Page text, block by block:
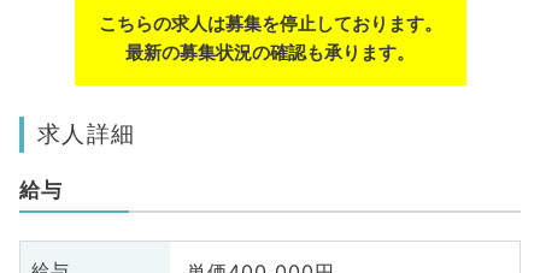
こちらの求人は募集を停止しております。
最新の募集状況の確認も承ります。
求人詳細
給与